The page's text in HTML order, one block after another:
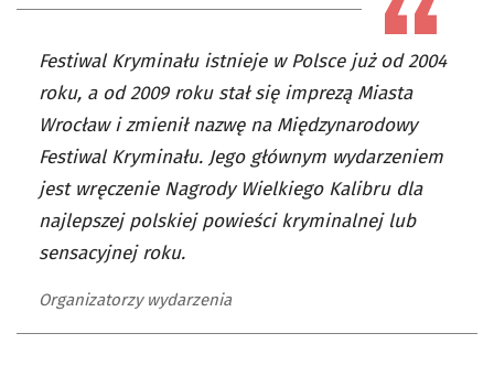
Festiwal Kryminału istnieje w Polsce już od 2004
roku, a od 2009 roku stał się imprezą Miasta
Wrocław i zmienił nazwę na Międzynarodowy
Festiwal Kryminału. Jego głównym wydarzeniem
jest wręczenie Nagrody Wielkiego Kalibru dla
najlepszej polskiej powieści kryminalnej lub
sensacyjnej roku.
Organizatorzy wydarzenia